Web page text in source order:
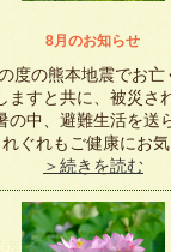
8月のお知らせ
度の熊本地震でお
ますと共に、被災さ
の中、避難生活を送
れぐれもご健康にお
＞続きを読む